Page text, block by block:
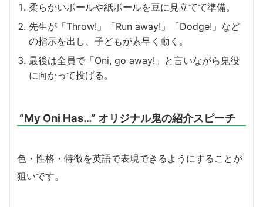
柔らかいボールや紙ボールを豆に見立てて準備。
先生が「Throw!」「Run away!」「Dodge!」など
の指示を出し、子どもが素早く動く。
最後は全員で「Oni, go away!」と言いながら鬼役
に向かって投げる。
“My Oni Has…” オリジナル鬼の紹介スピーチ
色・性格・特徴を英語で表現できるようにすることが
狙いです。